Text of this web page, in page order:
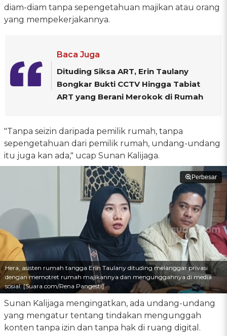
diam-diam tanpa sepengetahuan majikan atau orang
yang mempekerjakannya.
Baca Juga
Dituding Siksa ART, Erin Taulany
Bongkar Bukti CCTV Hingga Tabiat
ART yang Berani Merokok di Rumah
"Tanpa seizin daripada pemilik rumah, tanpa
sepengetahuan dari pemilik rumah, undang-undang
itu juga kan ada," ucap Sunan Kalijaga.
Perbesar
Hera, asisten rumah tangga Erin Taulany dituding melanggar privasi
dengan memotret rumah majikannya dan mengunggahnya di media
sosial. [Suara.com/Rena Pangesti]
Sunan Kalijaga mengingatkan, ada undang-undang
yang mengatur tentang tindakan mengunggah
konten tanpa izin dan tanpa hak di ruang digital.